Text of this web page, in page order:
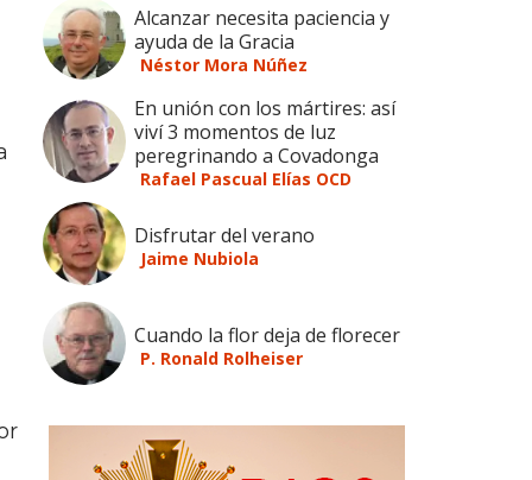
Alcanzar necesita paciencia y
ayuda de la Gracia
Néstor Mora Núñez
En unión con los mártires: así
viví 3 momentos de luz
peregrinando a Covadonga
Rafael Pascual Elías OCD
Disfrutar del verano
Jaime Nubiola
Cuando la flor deja de florecer
P. Ronald Rolheiser